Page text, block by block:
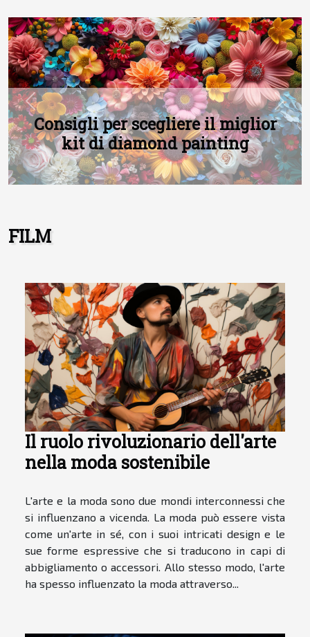
Consigli per scegliere il miglior
kit di diamond painting
Previous Next
FILM
Il ruolo rivoluzionario dell'arte
nella moda sostenibile
L'arte e la moda sono due mondi interconnessi che
si influenzano a vicenda. La moda può essere vista
come un'arte in sé, con i suoi intricati design e le
sue forme espressive che si traducono in capi di
abbigliamento o accessori. Allo stesso modo, l'arte
ha spesso influenzato la moda attraverso...